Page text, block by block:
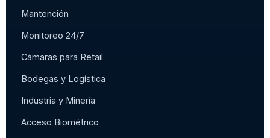
Mantención
Monitoreo 24/7
Cámaras para Retail
Bodegas y Logística
Industria y Minería
Acceso Biométrico